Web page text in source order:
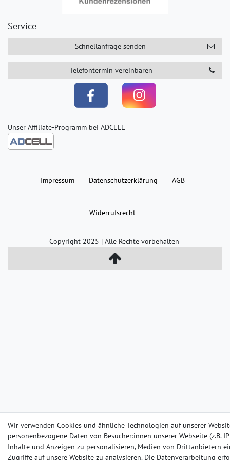
Service
Schnellanfrage senden
Telefontermin vereinbaren
Unser Affiliate-Programm bei ADCELL
Impressum Daten­schutz­erklärung AGB
Widerrufs­recht
Copyright 2025 | Alle Rechte vorbehalten
Wir verwenden Cookies und ähnliche Technologien auf unserer
personenbezogene Daten von Besucher:innen unserer Webseite (z.B.
Inhalte und Anzeigen zu personalisieren, Medien von Drittanbietern
Zugriffe auf unsere Website zu analysieren. Die Datenverarbeitung